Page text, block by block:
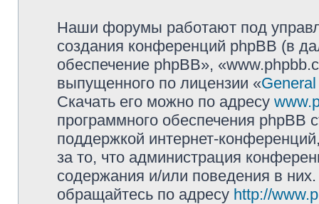
Наши форумы работают под
создания конференций phpBB (в
обеспечение phpBB»,
выпущенного по лицензии «
Скачать его можно по адресу
программного обеспечения phpBB
поддержкой интернет-
за то, что администрация
содержания и/или поведения в
обращайтесь по адресу http://